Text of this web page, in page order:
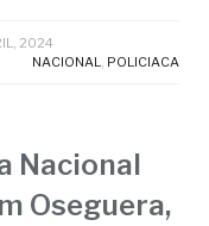
2024
NACIONAL
POLICIACA
Nacional
Oseguera,